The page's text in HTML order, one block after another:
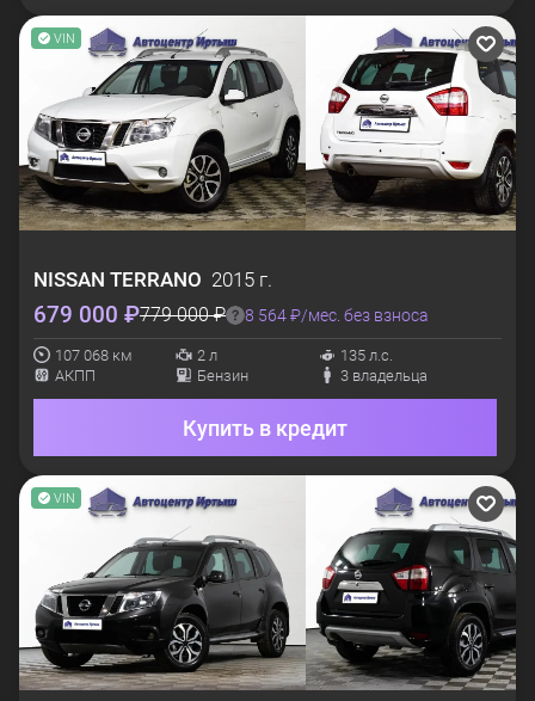
VIN
NISSAN TERRANO 2015 г.
679 000 ₽779 000 ₽ 8 564 ₽/мес. без взноса
107 068 км 2 л
135 л.с.
АКПП
Бензин 3 владельца
Купить в кредит
VIN